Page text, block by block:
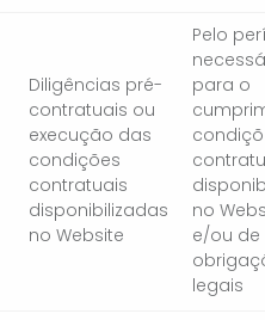
Diligências pré-
contratuais ou
execução das
condições
contratuais
disponibilizadas
no Website
Pelo
para o
no
e/ou de
legais